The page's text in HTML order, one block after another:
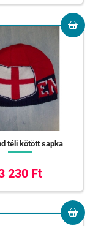
téli kötött sapka
230 Ft